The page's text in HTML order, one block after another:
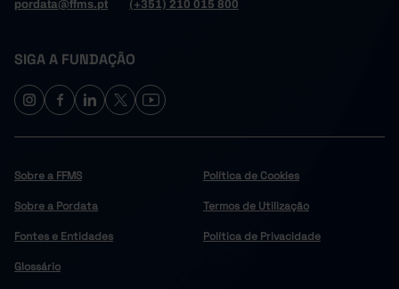
pordata@ffms.pt
(+351) 210 015 800
SIGA A FUNDAÇÃO
Sobre a FFMS
Sobre a Pordata
Fontes e Entidades
Glossário
Política de Cookies
Termos de Utilização
Política de Privacidade